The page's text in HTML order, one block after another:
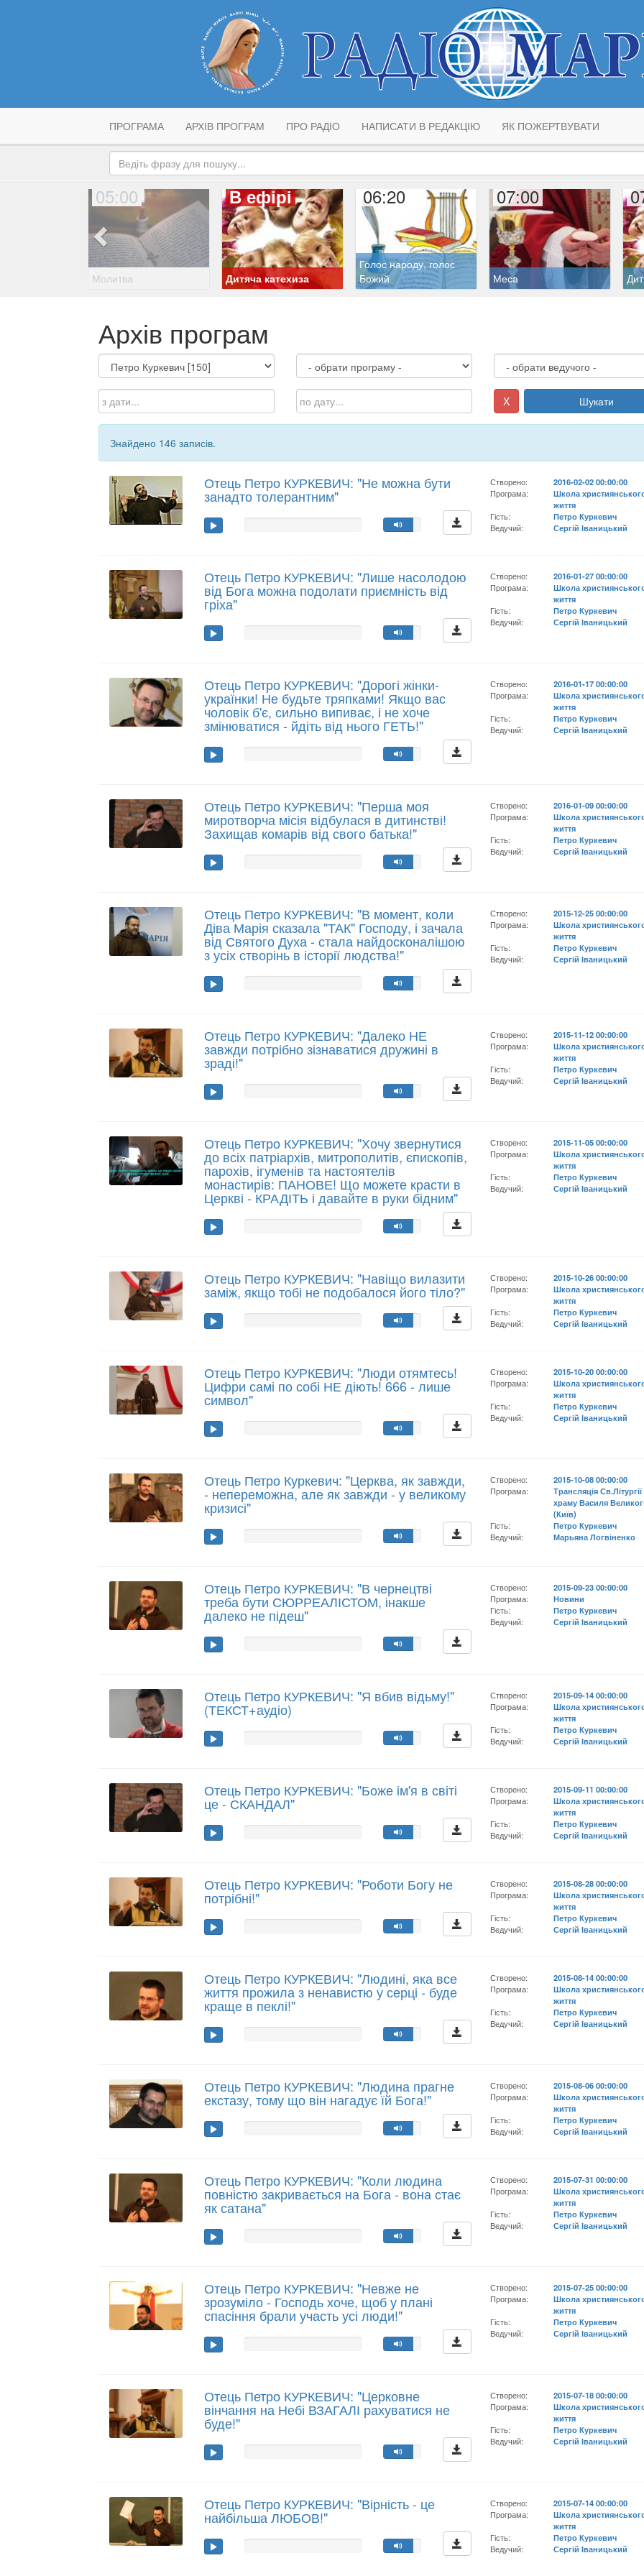
ПРОГРАМА АРХІВ ПРОГРАМ ПРО РАДІО НАПИСАТИ В РЕДАКЦІЮ ЯК ПОЖЕРТВУВАТИ
05:00
Молитва
В ефірі
Дитяча катехиза
06:20
Голос народу, голос
Божий
07:00
Меса
Архів програм
X Шукати
Знайдено 146 записів.
Отець Петро КУРКЕВИЧ: "Не можна бути
занадто толерантним"
Створено:
2016-02-02 00:00:00
Програма:
Школа
життя
Гість:
Петро Куркевич
Ведучий:
Сергій Іваницький
Отець Петро КУРКЕВИЧ: "Лише насолодою
від Бога можна подолати приємність від
гріха"
Створено:
2016-01-27 00:00:00
Програма:
Школа
життя
Гість:
Петро Куркевич
Ведучий:
Сергій Іваницький
Отець Петро КУРКЕВИЧ: "Дорогі жінки-
українки! Не будьте тряпками! Якщо вас
чоловік б'є, сильно випиває, і не хоче
змінюватися - йдіть від нього ГЕТЬ!"
Створено:
2016-01-17 00:00:00
Програма:
Школа
життя
Гість:
Петро Куркевич
Ведучий:
Сергій Іваницький
Отець Петро КУРКЕВИЧ: "Перша моя
миротворча місія відбулася в дитинстві!
Захищав комарів від свого батька!"
Створено:
2016-01-09 00:00:00
Програма:
Школа
життя
Гість:
Петро Куркевич
Ведучий:
Сергій Іваницький
Отець Петро КУРКЕВИЧ: "В момент, коли
Діва Марія сказала "ТАК" Господу, і зачала
від Святого Духа - стала найдосконалішою
з усіх створінь в історії людства!"
Створено:
2015-12-25 00:00:00
Програма:
Школа
життя
Гість:
Петро Куркевич
Ведучий:
Сергій Іваницький
Отець Петро КУРКЕВИЧ: "Далеко НЕ
завжди потрібно зізнаватися дружині в
зраді!"
Створено:
2015-11-12 00:00:00
Програма:
Школа
життя
Гість:
Петро Куркевич
Ведучий:
Сергій Іваницький
Отець Петро КУРКЕВИЧ: "Хочу звернутися
до всіх патріархів, митрополитів, єпископів,
парохів, ігуменів та настоятелів
монастирів: ПАНОВЕ! Що можете красти в
Церкві - КРАДІТЬ і давайте в руки бідним"
Створено:
2015-11-05 00:00:00
Програма:
Школа
життя
Гість:
Петро Куркевич
Ведучий:
Сергій Іваницький
Отець Петро КУРКЕВИЧ: "Навіщо вилазити
заміж, якщо тобі не подобалося його тіло?"
Створено:
2015-10-26 00:00:00
Програма:
Школа
життя
Гість:
Петро Куркевич
Ведучий:
Сергій Іваницький
Отець Петро КУРКЕВИЧ: "Люди отямтесь!
Цифри самі по собі НЕ діють! 666 - лише
символ"
Створено:
2015-10-20 00:00:00
Програма:
Школа
життя
Гість:
Петро Куркевич
Ведучий:
Сергій Іваницький
Отець Петро Куркевич: "Церква, як завжди,
- непереможна, але як завжди - у великому
кризисі"
Створено:
2015-10-08 00:00:00
Програма:
Трансляція Св.Літургії
храму Василя
(Київ)
Гість:
Петро Куркевич
Ведучий:
Марьяна Логвіненко
Отець Петро КУРКЕВИЧ: "В чернецтві
треба бути СЮРРЕАЛІСТОМ, інакше
далеко не підеш"
Створено:
2015-09-23 00:00:00
Програма:
Новини
Гість:
Петро Куркевич
Ведучий:
Сергій Іваницький
Отець Петро КУРКЕВИЧ: "Я вбив відьму!"
(ТЕКСТ+аудіо)
Створено:
2015-09-14 00:00:00
Програма:
Школа
життя
Гість:
Петро Куркевич
Ведучий:
Сергій Іваницький
Отець Петро КУРКЕВИЧ: "Боже ім'я в світі
це - СКАНДАЛ"
Створено:
2015-09-11 00:00:00
Програма:
Школа
життя
Гість:
Петро Куркевич
Ведучий:
Сергій Іваницький
Отець Петро КУРКЕВИЧ: "Роботи Богу не
потрібні!"
Створено:
2015-08-28 00:00:00
Програма:
Школа
життя
Гість:
Петро Куркевич
Ведучий:
Сергій Іваницький
Отець Петро КУРКЕВИЧ: "Людині, яка все
життя прожила з ненавистю у серці - буде
краще в пеклі!"
Створено:
2015-08-14 00:00:00
Програма:
Школа
життя
Гість:
Петро Куркевич
Ведучий:
Сергій Іваницький
Отець Петро КУРКЕВИЧ: "Людина прагне
екстазу, тому що він нагадує їй Бога!"
Створено:
2015-08-06 00:00:00
Програма:
Школа
життя
Гість:
Петро Куркевич
Ведучий:
Сергій Іваницький
Отець Петро КУРКЕВИЧ: "Коли людина
повністю закривається на Бога - вона стає
як сатана"
Створено:
2015-07-31 00:00:00
Програма:
Школа
життя
Гість:
Петро Куркевич
Ведучий:
Сергій Іваницький
Отець Петро КУРКЕВИЧ: "Невже не
зрозуміло - Господь хоче, щоб у плані
спасіння брали участь усі люди!"
Створено:
2015-07-25 00:00:00
Програма:
Школа
життя
Гість:
Петро Куркевич
Ведучий:
Сергій Іваницький
Отець Петро КУРКЕВИЧ: "Церковне
вінчання на Небі ВЗАГАЛІ рахуватися не
буде!"
Створено:
2015-07-18 00:00:00
Програма:
Школа
життя
Гість:
Петро Куркевич
Ведучий:
Сергій Іваницький
Отець Петро КУРКЕВИЧ: "Вірність - це
найбільша ЛЮБОВ!"
Створено:
2015-07-14 00:00:00
Програма:
Школа
життя
Гість:
Петро Куркевич
Ведучий:
Сергій Іваницький